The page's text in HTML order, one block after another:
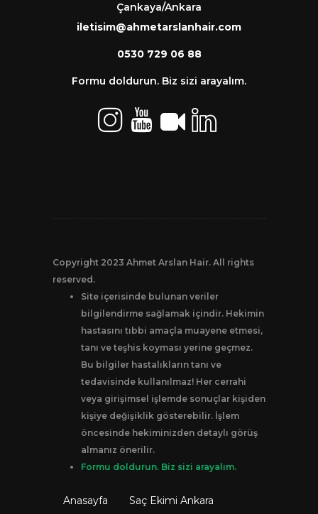
Çankaya/Ankara
iletisim@ahmetarslanhair.com
0530 729 06 88
Formu doldurun. Biz sizi arayalım.
Copyright 2023 Ahmet Arslan Hair. All rights
reserved.
Site içerisinde bulunan veriler
bilgilendirme sağlamak içindir. Hekimin
hastasını tıbbi amaçla muayene etmesi,
tanı ve teşhis koyması yerine geçmez.
Bu bilgiler hastalıkların tanı ve
tedavisinde kullanılmaz! Her cerrahi
veya girişimsel işlemde sonuçlar kişiden
kişiye değişiklik gösterebilir. İşlem
öncesinde hekiminizden detaylı görüş
almanız önerilir.
Formu doldurun. Biz sizi arayalım.
Anasayfa Saç Ekimi Ankara